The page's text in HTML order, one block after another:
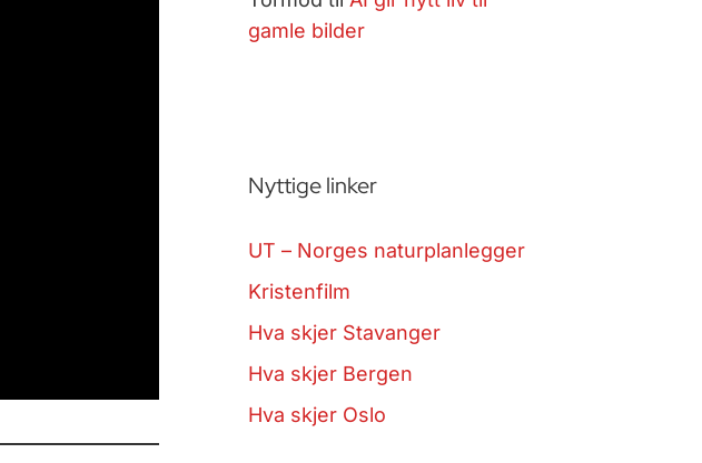
gamle bilder
Nyttige linker
UT – Norges naturplanlegger
Kristenfilm
Hva skjer Stavanger
Hva skjer Bergen
Hva skjer Oslo